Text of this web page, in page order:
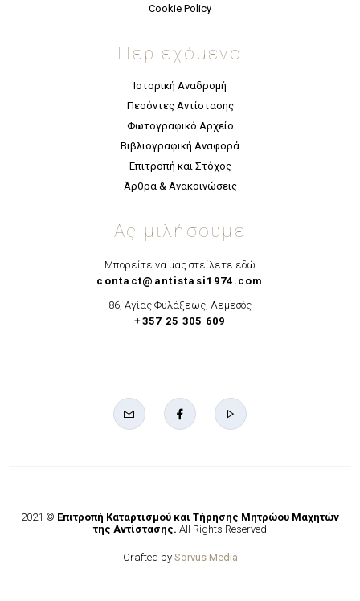
Cookie Policy
Περιεχόμενο
Ιστορική Αναδρομή
Πεσόντες Αντίστασης
Φωτογραφικό Αρχείο
Βιβλιογραφική Αναφορά
Επιτροπή και Στόχος
Άρθρα & Ανακοινώσεις
Ας μιλήσουμε
Μπορείτε να μας στείλετε εδώ
contact@antistasi1974.com
86, Αγίας Φυλάξεως, Λεμεσός
+357 25 305 609
2021 © Επιτροπή Καταρτισμού και Τήρησης Μητρώου Μαχητών
της Αντίστασης. All Rights Reserved
Crafted by Sorvus Media